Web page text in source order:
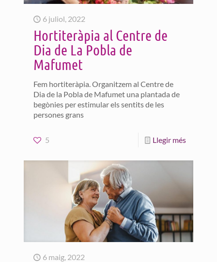
6 juliol, 2022
Hortiteràpia al Centre de
Dia de La Pobla de
Mafumet
Fem hortiteràpia. Organitzem al Centre de
Dia de la Pobla de Mafumet una plantada de
begònies per estimular els sentits de les
persones grans
5 Llegir més
6 maig, 2022